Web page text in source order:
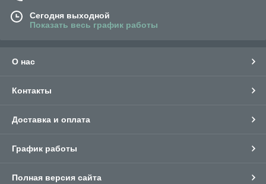
Сегодня выходной
Показать весь график работы
О нас
Контакты
Доставка и оплата
График работы
Полная версия сайта